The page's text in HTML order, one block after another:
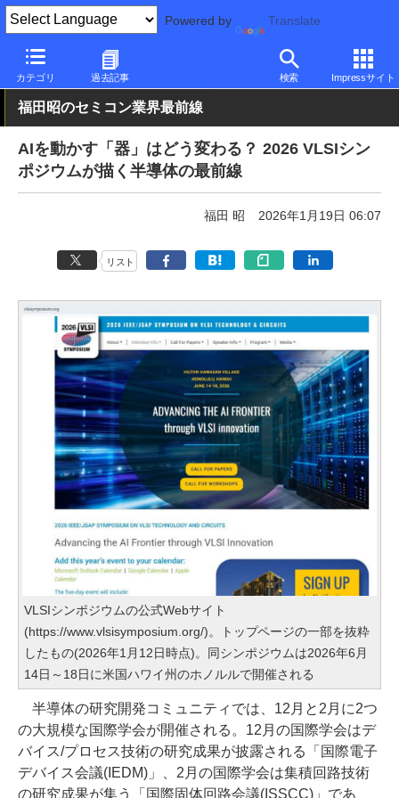
Powered by Translate
カテゴリ 過去記事 検索 Impressサイト
PC Watch 市場 技術
福田昭のセミコン業界最前線
AIを動かす「器」はどう変わる？ 2026 VLSIシン
ポジウムが描く半導体の最前線
福田 昭 2026年1月19日 06:07
リスト
VLSIシンポジウムの公式Webサイト
(https://www.vlsisymposium.org/)。トップページの一部を抜粋
したもの(2026年1月12日時点)。同シンポジウムは2026年6月
14日～18日に米国ハワイ州のホノルルで開催される
半導体の研究開発コミュニティでは、12月と2月に2つ
の大規模な国際学会が開催される。12月の国際学会はデ
バイス/プロセス技術の研究成果が披露される「国際電子
デバイス会議(IEDM)」、2月の国際学会は集積回路技術
の研究成果が集う「国際固体回路会議(ISSCC)」であ